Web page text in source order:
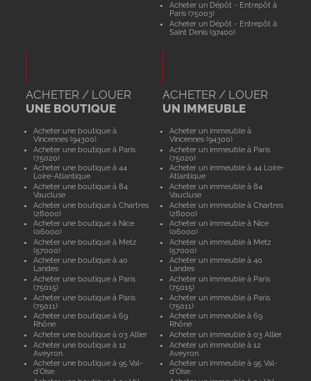
Acheter un Dépôt - Entrepôt à
Paris (75003)
Acheter un Dépôt - Entrepôt à
Saint Denis (97400)
ACHETER / LOUER
UNE BOUTIQUE
Acheter une boutique à
Vincennes (94300)
Acheter une boutique à Paris
(75020)
Acheter une boutique à 44
Loire-Atlantique
Acheter une boutique à 84
Vaucluse
Acheter une boutique à Chartres
(28000)
Acheter une boutique à Nice
(06000)
Acheter une boutique à Metz
(57000)
Acheter une boutique à 40
Landes
Acheter une boutique à Paris
(75015)
Acheter une boutique à Paris
(75011)
Acheter une boutique à 69
Rhône
Acheter une boutique à 03 Allier
Acheter une boutique à 12
Aveyron
Acheter une boutique à 95 Val-
d'Oise
ACHETER / LOUER
UN IMMEUBLE
Acheter un immeuble à
Vincennes (94300)
Acheter un immeuble à Paris
(75020)
Acheter un immeuble à 44 Loire-
Atlantique
Acheter un immeuble à 84
Vaucluse
Acheter un immeuble à Chartres
(28000)
Acheter un immeuble à Nice
(06000)
Acheter un immeuble à Metz
(57000)
Acheter un immeuble à 40
Landes
Acheter un immeuble à Paris
(75015)
Acheter un immeuble à Paris
(75011)
Acheter un immeuble à 69
Rhône
Acheter un immeuble à 03 Allier
Acheter un immeuble à 12
Aveyron
Acheter un immeuble à 95 Val-
d'Oise